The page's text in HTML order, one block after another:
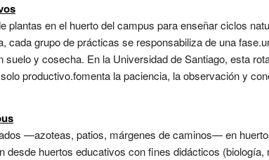
plantas en el huerto del campus para enseñar ciclos
cada grupo de prácticas se responsabiliza de una
y cosecha. En la Universidad de Santiago, esta
productivo.fomenta la paciencia, la observación y
—azoteas, patios, márgenes de caminos— en
huertos educativos con fines didácticos